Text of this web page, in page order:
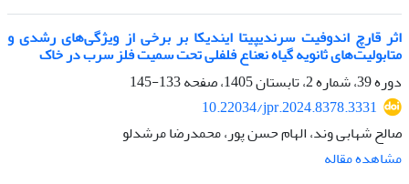
اثر قارچ اندوفیت سرندیپیتا ایندیکا بر برخی از ویژگی‌های رشدی و
متابولیت‌های ثانویه گیاه نعناع فلفلی تحت سمیت فلز سرب در خاک
دوره 39، شماره 2، تابستان 1405، صفحه
133-145
10.22034/jpr.2024.8378.3331
صالح شهابی وند، الهام حسن پور، محمدرضا مرشدلو
مشاهده مقاله